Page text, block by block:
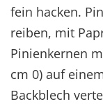
fein hacken.
reiben, mit
Pinienkernen
cm 0) auf
Backblech